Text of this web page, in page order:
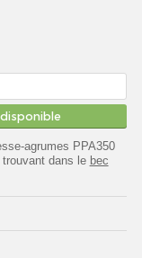
agrumes PPA350
dans le bec